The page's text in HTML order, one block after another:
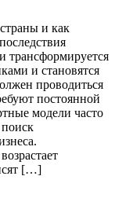
и как
трансформируется
и становятся
проводиться
постоянной
модели часто
поиск
[…]